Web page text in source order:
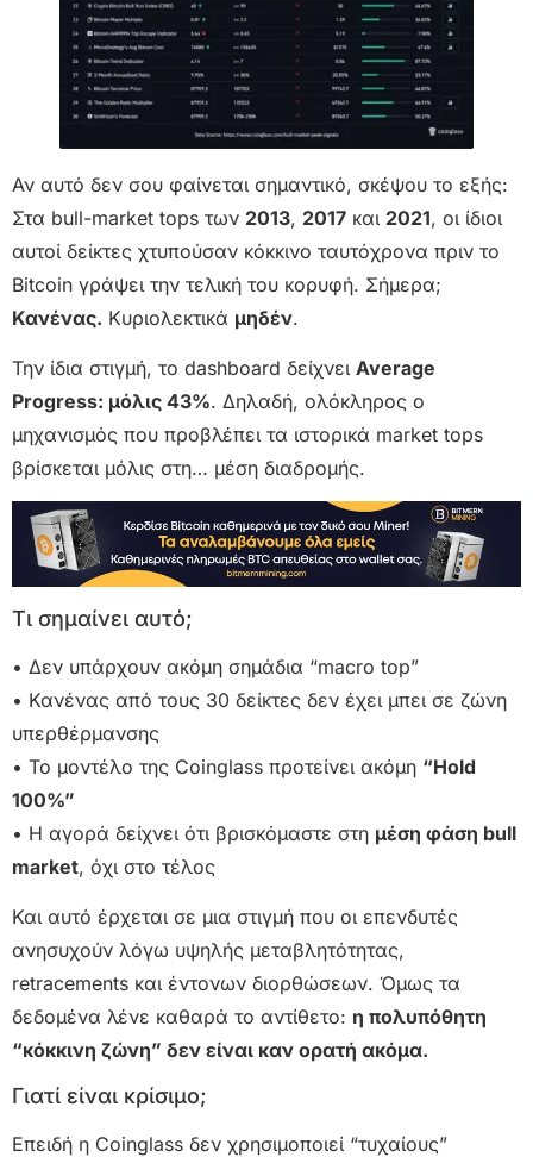
Αν αυτό δεν σου φαίνεται σημαντικό, σκέψου το εξής:
Στα bull-market tops των 2013, 2017 και 2021, οι ίδιοι
αυτοί δείκτες χτυπούσαν κόκκινο ταυτόχρονα πριν το
Bitcoin γράψει την τελική του κορυφή. Σήμερα;
Κανένας. Κυριολεκτικά μηδέν.
Την ίδια στιγμή, το dashboard δείχνει Average
Progress: μόλις 43%. Δηλαδή, ολόκληρος ο
μηχανισμός που προβλέπει τα ιστορικά market tops
βρίσκεται μόλις στη… μέση διαδρομής.
Τι σημαίνει αυτό;
• Δεν υπάρχουν ακόμη σημάδια “macro top”
• Κανένας από τους 30 δείκτες δεν έχει μπει σε ζώνη
υπερθέρμανσης
• Το μοντέλο της Coinglass προτείνει ακόμη “Hold
100%”
• Η αγορά δείχνει ότι βρισκόμαστε στη μέση φάση bull
market, όχι στο τέλος
Και αυτό έρχεται σε μια στιγμή που οι επενδυτές
ανησυχούν λόγω υψηλής μεταβλητότητας,
retracements και έντονων διορθώσεων. Όμως τα
δεδομένα λένε καθαρά το αντίθετο: η πολυπόθητη
“κόκκινη ζώνη” δεν είναι καν ορατή ακόμα.
Γιατί είναι κρίσιμο;
Επειδή η Coinglass δεν χρησιμοποιεί “τυχαίους”